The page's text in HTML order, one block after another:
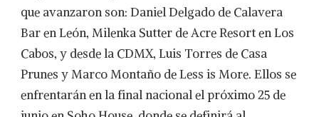
que avanzaron son: Daniel Delgado de Calavera
Bar en León, Milenka Sutter de Acre Resort en Los
Cabos, y desde la CDMX, Luis Torres de Casa
Prunes y Marco Montaño de Less is More. Ellos se
enfrentarán en la final nacional el próximo 25 de